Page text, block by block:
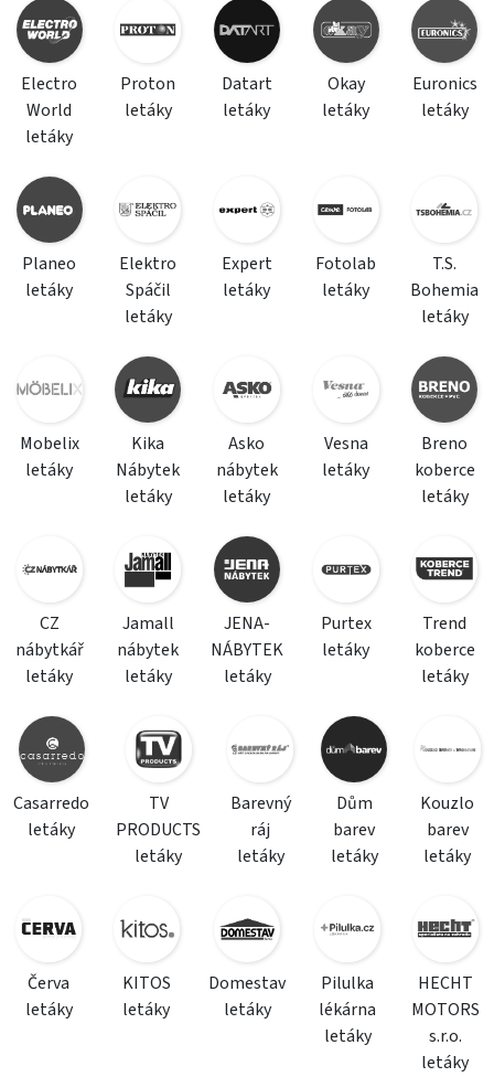
Electro
World
letáky
Proton
letáky
Datart
letáky
Okay
letáky
Euronics
letáky
Planeo
letáky
Elektro
Spáčil
letáky
Expert
letáky
Fotolab
letáky
T.S.
Bohemia
letáky
Mobelix
letáky
Kika
Nábytek
letáky
Asko
nábytek
letáky
Vesna
letáky
Breno
koberce
letáky
CZ
nábytkář
letáky
Jamall
nábytek
letáky
JENA-
NÁBYTEK
letáky
Purtex
letáky
Trend
koberce
letáky
Casarredo
letáky
TV
PRODUCTS
letáky
Barevný
ráj
letáky
Dům
barev
letáky
Kouzlo
barev
letáky
Červa
letáky
KITOS
letáky
Domestav
letáky
Pilulka
lékárna
letáky
HECHT
MOTORS
s.r.o.
letáky